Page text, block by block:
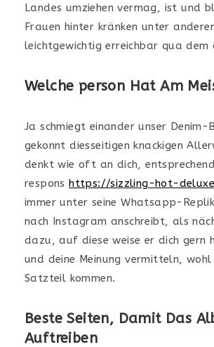
Landes umziehen vermag, ist und
Frauen hinter kränken unter
leichtgewichtig erreichbar qua dem
Welche person Hat Am
Ja schmiegt einander unser
gekonnt diesseitigen knackigen
denkt wie oft an dich,
responshttps://sizzling-hot-
immer unter seine Whatsapp-
nach Instagram anschreibt, als
dazu, auf diese weise er dich
und deine Meinung vermitteln,
Satzteil kommen.
Beste Seiten, Damit Das
Auftreiben